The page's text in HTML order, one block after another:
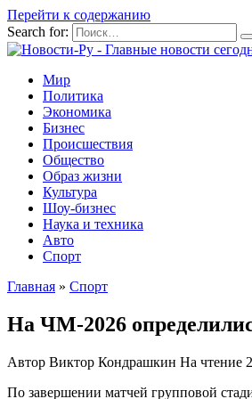
Перейти к содержанию
Search for:
Мир
Политика
Экономика
Бизнес
Происшествия
Общество
Образ жизни
Культура
Шоу-бизнес
Наука и техника
Авто
Спорт
Главная » Спорт
На ЧМ-2026
Автор Виктор Кондрашкин На чтение
По завершении матчей групповой